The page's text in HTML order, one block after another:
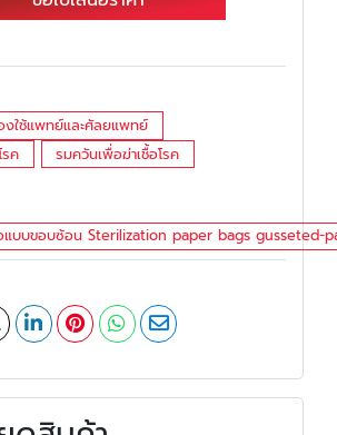
งใช้แพทย์และศัลยแพทย์
รค
รมควันเพื่อฆ่าเชื้อโรค
อแบบขอบซ้อน Sterilization paper bags gusseted-